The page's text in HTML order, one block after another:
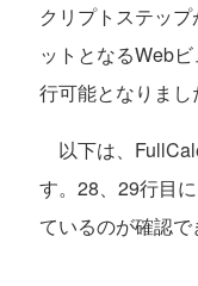
クリプトステッ
ットとなるWeb
行可能となりまし
以下は、
す。28、29行目
ているのが確認で